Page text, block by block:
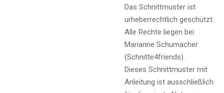
Das Schnittmuster ist
urheberrechtlich geschützt.
Alle Rechte liegen bei
Marianne Schumacher
(Schnitte4friends).
Dieses Schnittmuster mit
Anleitung ist ausschließlich